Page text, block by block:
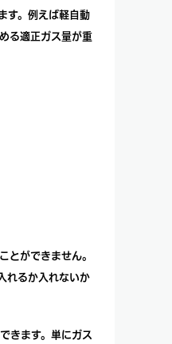
す。例えば軽自動
る適正ガス量が重
とができません。
れるか入れないか
きます。単にガス